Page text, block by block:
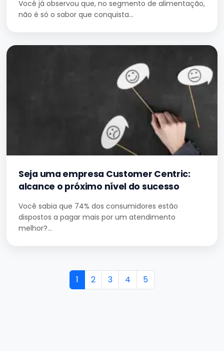
Você já observou que, no segmento de alimentação,
não é só o sabor que conquista…
Seja uma empresa Customer Centric:
alcance o próximo nível do sucesso
Você sabia que 74% dos consumidores estão
dispostos a pagar mais por um atendimento
melhor?…
Page navigation
Current Page
1 Page
2 Page
3 Page
4 Page
5